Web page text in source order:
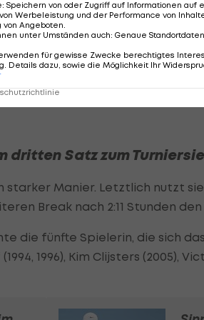
US-Fans, das Kräftemessen bis
im richtigen Moment nimmt
6:4 den Satzausgleich.
Antwort. Die vierfache Grand-
1:0-Führung.
dritten Satz zum
starker Manier. Letztlich nutzt
Break nach 2:11 Stunden
die fünfte Spielerin, die sich
1996), Kim Clijsters (2005),
: Speichern von oder Zugriff auf Informationen auf
Werbeleistung und der Performance von
von Angeboten
unter Umständen auch: Genaue
für gewisse Zwecke berechtigtes
Details dazu, sowie die Möglichkeit Ihr